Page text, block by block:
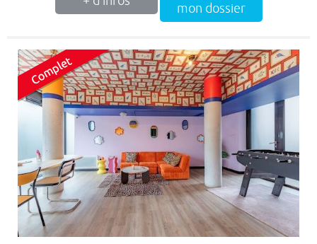
mon dossier